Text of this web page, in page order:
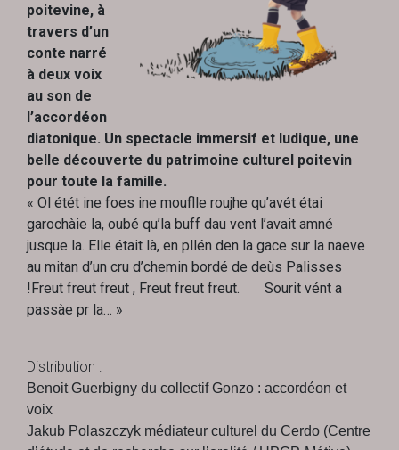
poitevine, à
travers d’un
conte narré
à deux voix
au son de
l’accordéon
diatonique. Un spectacle immersif et ludique, une
belle découverte du patrimoine culturel poitevin
pour toute la famille.
« Ol étét ine foes ine mouflle roujhe qu’avét étai
garochàie la, oubé qu’la buff dau vent l’avait amné
jusque la. Elle était là, en pllén den la gace sur la naeve
au mitan d’un cru d’chemin bordé de deùs Palisses
!Freut freut freut , Freut freut freut. Sourit vént a
passàe pr la… »
Distribution :
Benoit Guerbigny du collectif Gonzo : accordéon et
voix
Jakub Polaszczyk médiateur culturel du Cerdo (Centre